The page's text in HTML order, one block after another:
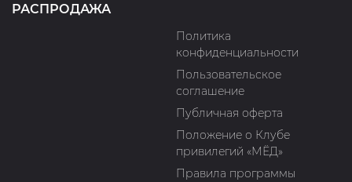
РАСПРОДАЖА
Политика
конфиденциальности
Пользовательское
соглашение
Публичная оферта
Положение о Клубе
привилегий «МЁД»
Правила программы